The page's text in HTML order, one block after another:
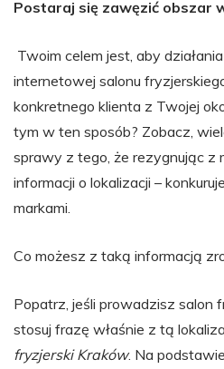
Postaraj się zawęzić obszar
Twoim celem jest, aby
internetowej salonu
konkretnego klienta z Twojej
tym w ten sposób? Zobacz,
sprawy z tego, że rezygnując z
informacji o lokalizacji –
markami.
Co możesz z taką informacją
Popatrz, jeśli prowadzisz salon
stosuj frazę właśnie z tą
fryzjerski Kraków. Na